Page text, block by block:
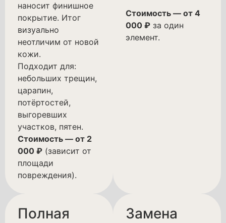
наносит финишное
покрытие. Итог
визуально
неотличим от новой
кожи.
Подходит для:
небольших трещин,
царапин,
потёртостей,
выгоревших
участков, пятен.
Стоимость — от 2
000 ₽ (зависит от
площади
повреждения).
Стоимость — от 4
000 ₽ за один
элемент.
Полная
Замена